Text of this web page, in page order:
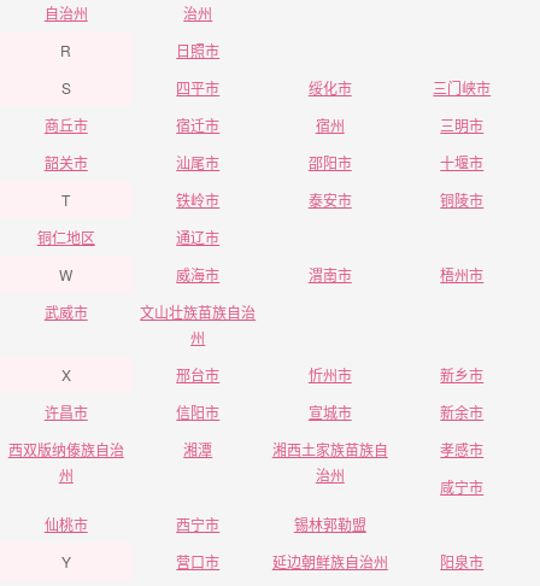
自治州
治州
R
日照市
S
四平市 绥化市
三门峡市
商丘市
宿迁市 宿州
三明市
韶关市
汕尾市 邵阳市
十堰市
T
铁岭市 泰安市
铜陵市
铜仁地区
通辽市
W
威海市 渭南市
梧州市
武威市
文山壮族苗族自治
州
X
邢台市 忻州市
新乡市
许昌市
信阳市 宣城市
新余市
西双版纳傣族自治
州
湘潭
湘西土家族苗族自
治州
孝感市
咸宁市
仙桃市
西宁市
锡林郭勒盟
Y
营口市 延边朝鲜族自治州
阳泉市